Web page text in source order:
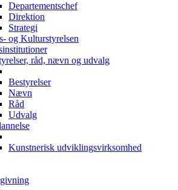
Departementschef
Direktion
Strategi
og Kulturstyrelsen
råd, nævn og udvalg
Bestyrelser
Nævn
Råd
Udvalg
Kunstnerisk udviklingsvirksomhed